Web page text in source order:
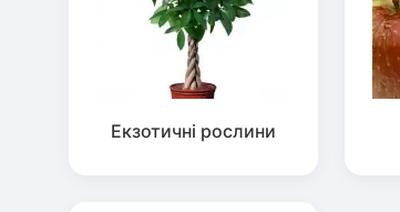
Екзотичні рослини